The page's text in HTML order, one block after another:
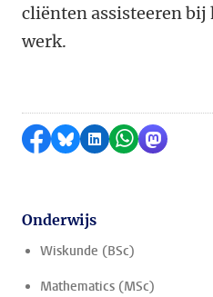
cliënten assisteeren bij
werk.
Delen op Facebook
Delen via Bluesky
Delen opDelen via
Delen
Onderwijs
Wiskunde (BSc)
Mathematics (MSc)